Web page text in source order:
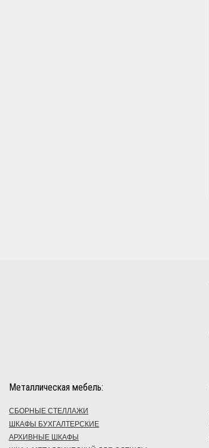
Металлическая мебель:
СБОРНЫЕ СТЕЛЛАЖИ
ШКАФЫ БУХГАЛТЕРСКИЕ
АРХИВНЫЕ ШКАФЫ